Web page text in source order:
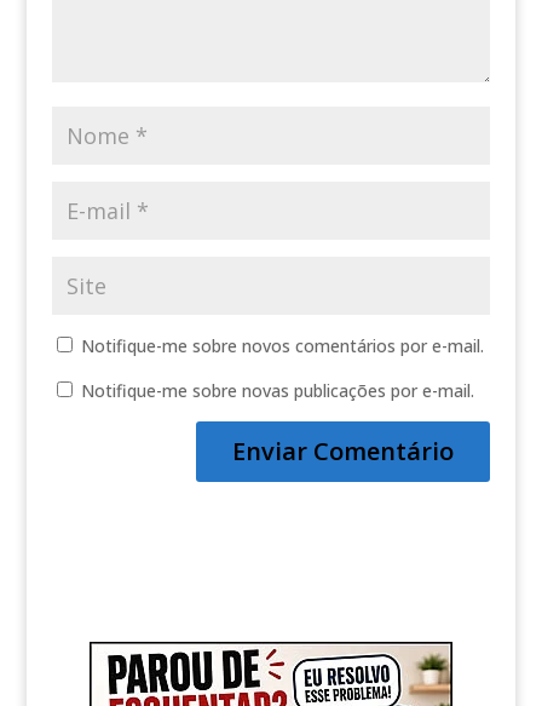
Notifique-me sobre novos comentários por e-mail.
Notifique-me sobre novas publicações por e-mail.